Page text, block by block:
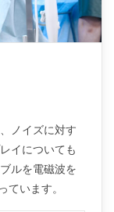
ノイズに対す
イについても
ルを電磁波を
います。